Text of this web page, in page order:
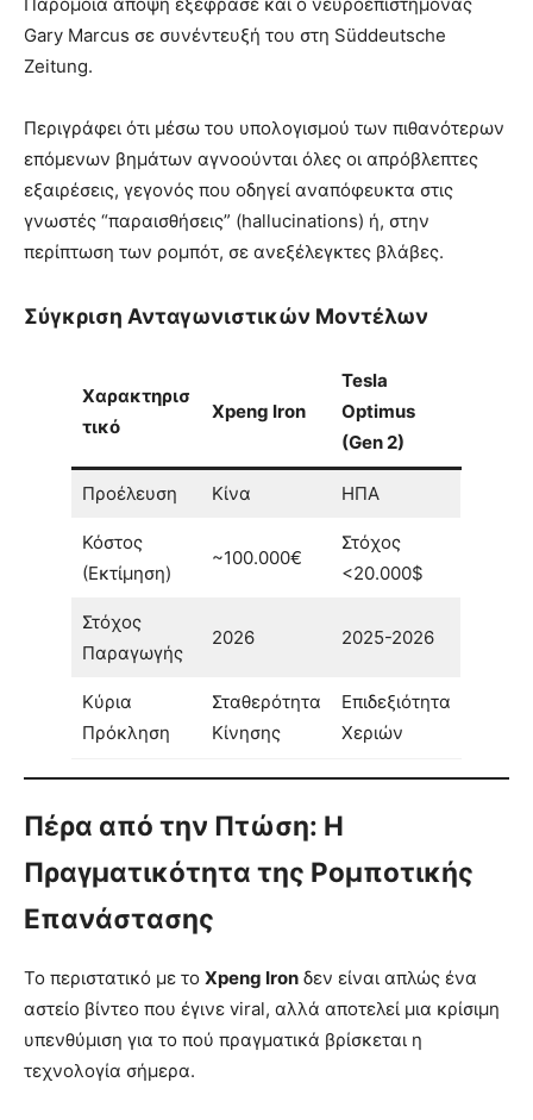
Παρόμοια άποψη εξέφρασε και ο νευροεπιστήμονας
Gary Marcus σε συνέντευξή του στη Süddeutsche
Zeitung.
Περιγράφει ότι μέσω του υπολογισμού των πιθανότερων
επόμενων βημάτων αγνοούνται όλες οι απρόβλεπτες
εξαιρέσεις, γεγονός που οδηγεί αναπόφευκτα στις
γνωστές “παραισθήσεις” (hallucinations) ή, στην
περίπτωση των ρομπότ, σε ανεξέλεγκτες βλάβες.
Σύγκριση Ανταγωνιστικών Μοντέλων
Χαρακτηρισ
τικό
Xpeng Iron
Tesla
Optimus
(Gen 2)
Προέλευση Κίνα ΗΠΑ
Κόστος
(Εκτίμηση)
~100.000€
Στόχος
<20.000$
Στόχος
Παραγωγής
2026 2025-2026
Κύρια
Πρόκληση
Σταθερότητα
Κίνησης
Επιδεξιότητα
Χεριών
Πέρα από την Πτώση: Η
Πραγματικότητα της Ρομποτικής
Επανάστασης
Το περιστατικό με το Xpeng Iron δεν είναι απλώς ένα
αστείο βίντεο που έγινε viral, αλλά αποτελεί μια κρίσιμη
υπενθύμιση για το πού πραγματικά βρίσκεται η
τεχνολογία σήμερα.